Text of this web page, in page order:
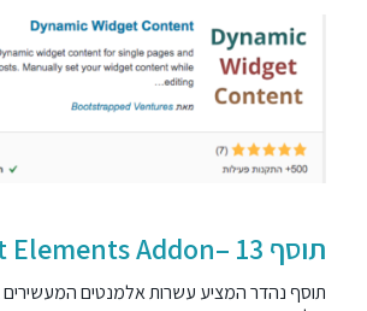
תוסף 13 –Jet Elements Addon –
תוסף נהדר המציע עשרות אלמנטים